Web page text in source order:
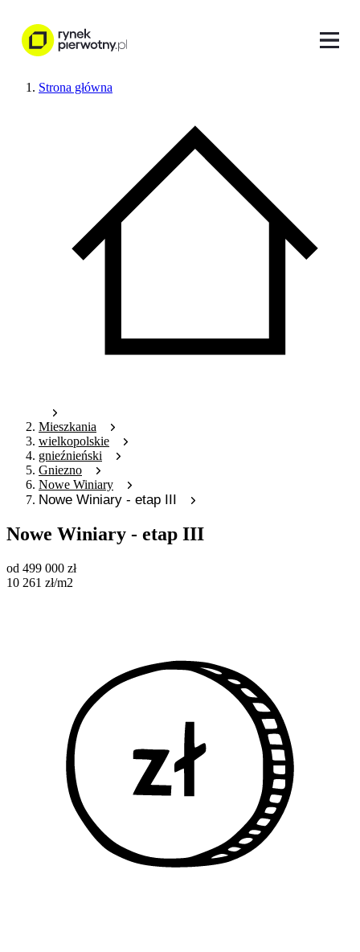
Strona główna
Mieszkania
wielkopolskie
gnieźnieński
Gniezno
Nowe Winiary
Nowe Winiary - etap III
Nowe Winiary - etap III
od 499 000 zł
10 261 zł/m2